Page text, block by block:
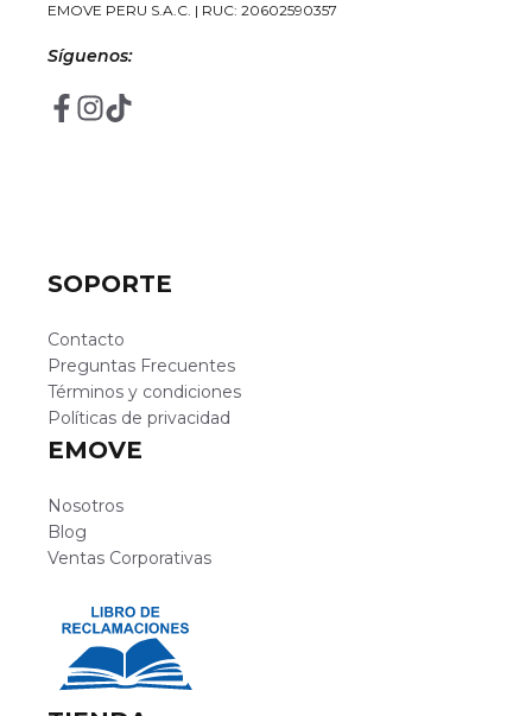
EMOVE PERU S.A.C. | RUC: 20602590357
Síguenos:
SOPORTE
Contacto
Preguntas Frecuentes
Términos y condiciones
Políticas de privacidad
EMOVE
Nosotros
Blog
Ventas Corporativas